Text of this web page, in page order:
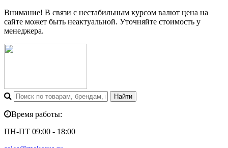
Внимание! В связи с нестабильным курсом валют цена на
сайте может быть неактуальной. Уточняйте стоимость у
менеджера.
Время работы:
ПН-ПТ 09:00 - 18:00